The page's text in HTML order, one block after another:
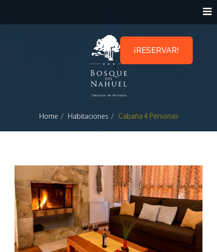
Home Habitaciones Cabaña 4 Personas
¡RESERVAR!